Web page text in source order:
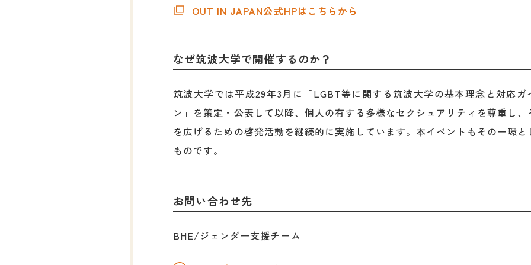
OUT IN JAPAN公式HPはこちらから
なぜ筑波大学で開催するのか？
筑波大学では平成29年3月に「LGBT等に関する筑波大学の基本理念と対応ガ
ン」を策定・公表して以降、個人の有する多様なセクシュアリティを尊重し、
を広げるための啓発活動を継続的に実施しています。本イベントもその一環と
ものです。
お問い合わせ先
BHE/ジェンダー支援チーム